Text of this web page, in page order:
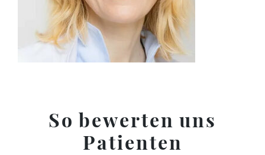
So bewerten uns
Patienten